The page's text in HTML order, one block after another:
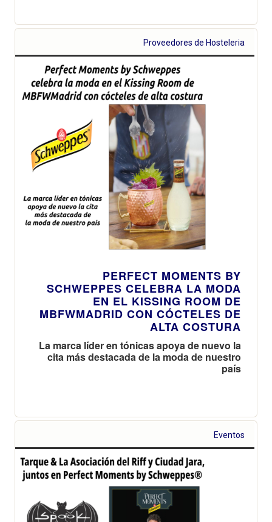
Proveedores de Hosteleria
PERFECT MOMENTS BY
SCHWEPPES CELEBRA LA MODA
EN EL KISSING ROOM DE
MBFWMADRID CON CÓCTELES DE
ALTA COSTURA
La marca líder en tónicas apoya de nuevo la
cita más destacada de la moda de nuestro
país
Eventos